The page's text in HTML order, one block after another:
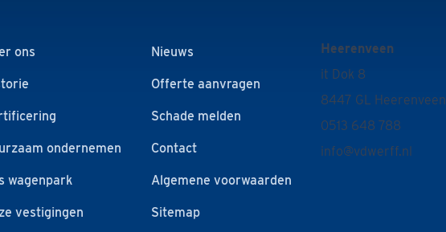
ons
ondernemen
wagenpark
vestigingen
Nieuws
Offerte aanvragen
Schade melden
Contact
Algemene voorwaarden
Sitemap
Heerenveen
it Dok 8
8447 GL Heerenveen
0513 648 788
info@vdwerff.nl